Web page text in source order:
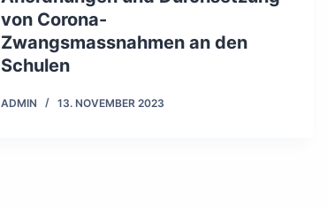
von Corona-
Zwangsmassnahmen an den
Schulen
ADMIN 13. NOVEMBER 2023